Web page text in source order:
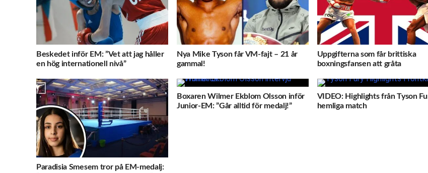
Beskedet inför EM: ”Vet att jag håller
en hög internationell nivå”
Nya Mike Tyson får VM-fajt – 21 år
gammal!
Uppgifterna som får brittiska
boxningsfansen att gråta
Paradisia Smesem tror på EM-medalj:
Boxaren Wilmer Ekblom Olsson inför
Junior-EM: ”Går alltid för medalj!”
VIDEO: Highlights från Tyson
hemliga match